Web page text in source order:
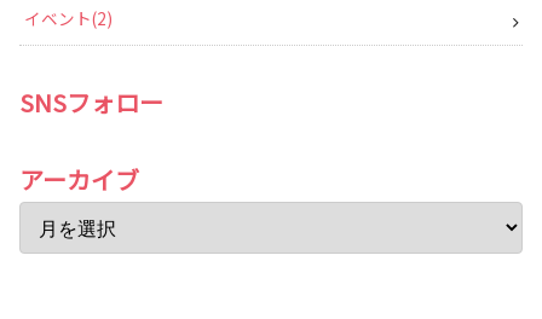
イベント 2
SNSフォロー
アーカイブ